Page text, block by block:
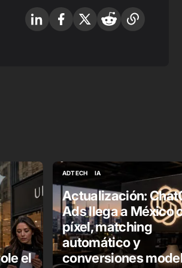
el
ADTECH
ADTECH
IA
Actualización:
Ads llega a México
píxel, matching
automático y
conversiones